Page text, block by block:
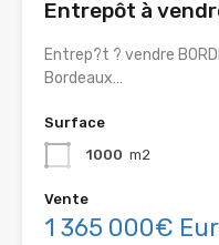
Entrepôt à
Entrep?t ? vendre
Bordeaux…
Surface
1000 m2
Vente
1 365 000€